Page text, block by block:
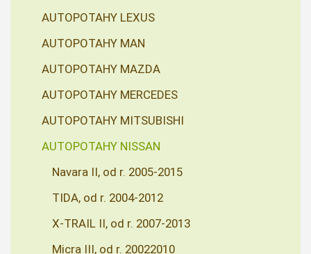
AUTOPOTAHY LEXUS
AUTOPOTAHY MAN
AUTOPOTAHY MAZDA
AUTOPOTAHY MERCEDES
AUTOPOTAHY MITSUBISHI
AUTOPOTAHY NISSAN
Navara II, od r. 2005-2015
TIDA, od r. 2004-2012
X-TRAIL II, od r. 2007-2013
Micra III, od r. 20022010